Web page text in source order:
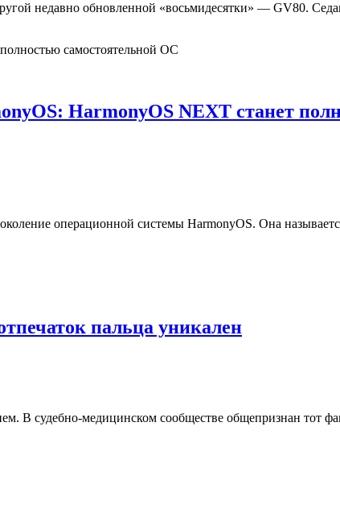
недавно обновленной «восьмидесятки» — GV80.
HarmonyOS NEXT станет
операционной системы HarmonyOS. Она
пальца уникален
В судебно-медицинском сообществе общепризнан тот